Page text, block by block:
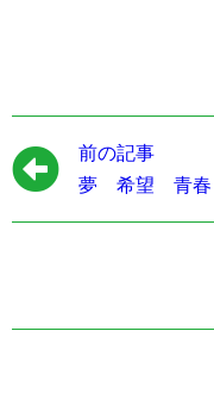
前の記事
夢 希望 青春